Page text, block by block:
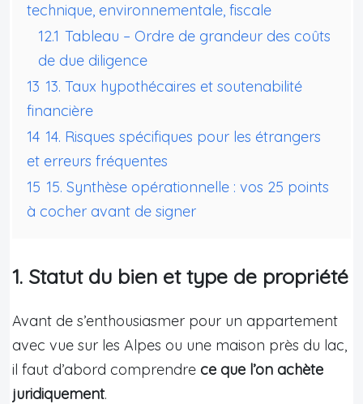
technique, environnementale, fiscale
12.1 Tableau – Ordre de grandeur des coûts
de due diligence
13 13. Taux hypothécaires et soutenabilité
financière
14 14. Risques spécifiques pour les étrangers
et erreurs fréquentes
15 15. Synthèse opérationnelle : vos 25 points
à cocher avant de signer
1. Statut du bien et type de propriété
Avant de s’enthousiasmer pour un appartement
avec vue sur les Alpes ou une maison près du lac,
il faut d’abord comprendre ce que l’on achète
juridiquement.